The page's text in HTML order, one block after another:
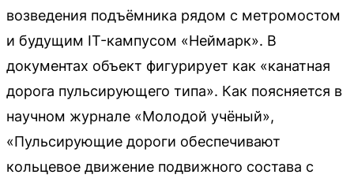
возведения подъёмника рядом с метромостом
и будущим IT-кампусом «Неймарк». В
документах объект фигурирует как «канатная
дорога пульсирующего типа». Как поясняется в
научном журнале «Молодой учёный»,
«Пульсирующие дороги обеспечивают
кольцевое движение подвижного состава с